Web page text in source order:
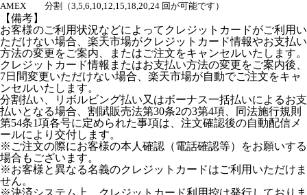
AMEX
分割（3,5,6,10,12,15,18,20,24 回が可能です）
【備考】
お客様のご利用状況などによってクレジットカードがご利用い
ただけない場合、楽天市場がクレジットカード情報やお支払い
方法の変更をご案内、またはご注文をキャンセルいたします。
クレジットカード情報またはお支払い方法の変更をご案内後、
7日間変更いただけない場合、楽天市場が自動でご注文をキャ
ンセルいたします。
分割払い、リボルビング払い又はボーナス一括払いによるお支
払いとなる場合、割賦販売法第30条2の3第4項、同法施行規則
第54条1項各号に定められた事項は、注文確認後の自動配信メ
ールにより交付します。
※ご注文の際にお客様の本人確認（電話確認等）をお願いする
場合もございます。
※お客様と異なる名義のクレジットカードはご利用いただけま
せん。